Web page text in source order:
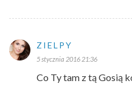
ZIELPY
5 stycznia 2016 21:36
Co Ty tam z tą Gosią